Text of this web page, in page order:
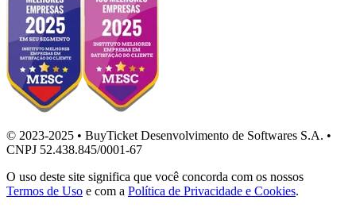
© 2023-2025 • BuyTicket Desenvolvimento de Softwares S.A. •
CNPJ 52.438.845/0001-67
O uso deste site significa que você concorda com os nossos
Termos de Uso e com a Política de Privacidade e Cookies.